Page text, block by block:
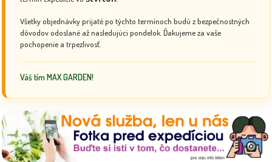
Všetky objednávky prijaté po týchto termínoch budú z bezpečnostných
dôvodov odoslané až nasledujúci pondelok. Ďakujeme za vaše
pochopenie a trpezlivosť.
Váš tím MAX GARDEN!